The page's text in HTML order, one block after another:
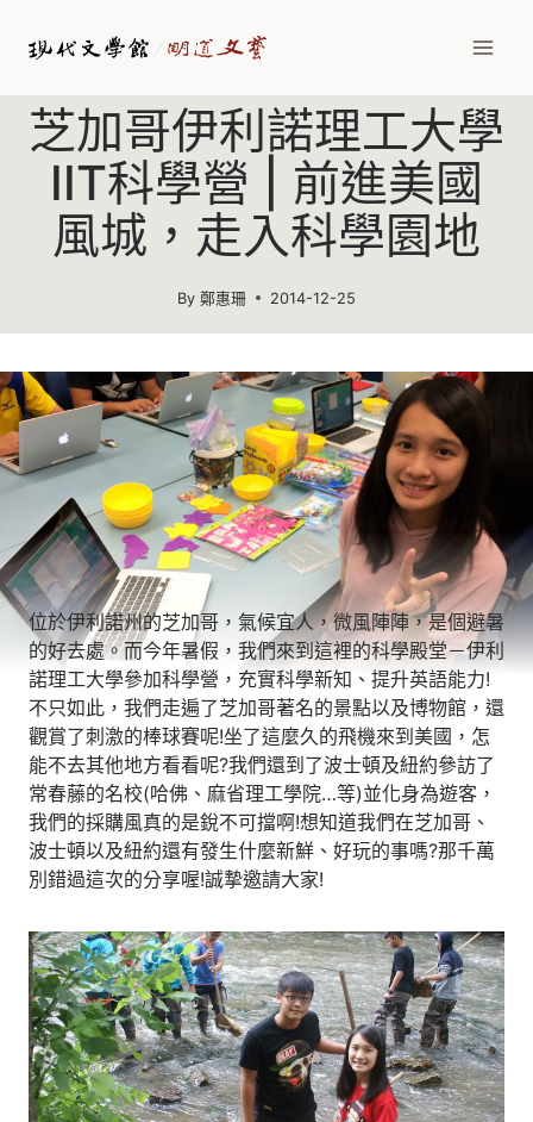
芝加哥伊利諾理工大學
IIT科學營 | 前進美國
風城，走入科學園地
By 鄭惠珊 2014-12-25
位於伊利諾州的芝加哥，氣候宜人，微風陣陣，是個避暑
的好去處。而今年暑假，我們來到這裡的科學殿堂－伊利
諾理工大學參加科學營，充實科學新知、提升英語能力!
不只如此，我們走遍了芝加哥著名的景點以及博物館，還
觀賞了刺激的棒球賽呢!坐了這麼久的飛機來到美國，怎
能不去其他地方看看呢?我們還到了波士頓及紐約參訪了
常春藤的名校(哈佛、麻省理工學院…等)並化身為遊客，
我們的採購風真的是銳不可擋啊!想知道我們在芝加哥、
波士頓以及紐約還有發生什麼新鮮、好玩的事嗎?那千萬
別錯過這次的分享喔!誠摯邀請大家!